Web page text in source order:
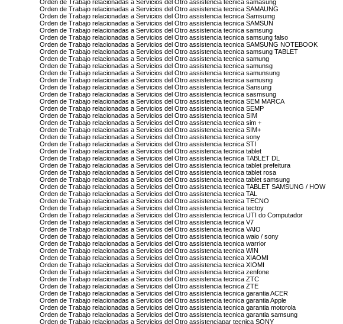
Orden de Trabajo relacionadas a Servicios del Otro assistencia tecnica samasung
Orden de Trabajo relacionadas a Servicios del Otro assistencia tecnica SAMAUNG
Orden de Trabajo relacionadas a Servicios del Otro assistencia tecnica Samsumg
Orden de Trabajo relacionadas a Servicios del Otro assistencia tecnica SAMSUN
Orden de Trabajo relacionadas a Servicios del Otro assistencia tecnica samsung
Orden de Trabajo relacionadas a Servicios del Otro assistencia tecnica samsung falso
Orden de Trabajo relacionadas a Servicios del Otro assistencia tecnica SAMSUNG NOTEBOOK
Orden de Trabajo relacionadas a Servicios del Otro assistencia tecnica samsung TABLET
Orden de Trabajo relacionadas a Servicios del Otro assistencia tecnica samung
Orden de Trabajo relacionadas a Servicios del Otro assistencia tecnica samunsg
Orden de Trabajo relacionadas a Servicios del Otro assistencia tecnica samunsung
Orden de Trabajo relacionadas a Servicios del Otro assistencia tecnica samusng
Orden de Trabajo relacionadas a Servicios del Otro assistencia tecnica Sansung
Orden de Trabajo relacionadas a Servicios del Otro assistencia tecnica sasmsung
Orden de Trabajo relacionadas a Servicios del Otro assistencia tecnica SEM MARCA
Orden de Trabajo relacionadas a Servicios del Otro assistencia tecnica SEMP
Orden de Trabajo relacionadas a Servicios del Otro assistencia tecnica SIM
Orden de Trabajo relacionadas a Servicios del Otro assistencia tecnica sim +
Orden de Trabajo relacionadas a Servicios del Otro assistencia tecnica SIM+
Orden de Trabajo relacionadas a Servicios del Otro assistencia tecnica sony
Orden de Trabajo relacionadas a Servicios del Otro assistencia tecnica STI
Orden de Trabajo relacionadas a Servicios del Otro assistencia tecnica tablet
Orden de Trabajo relacionadas a Servicios del Otro assistencia tecnica TABLET DL
Orden de Trabajo relacionadas a Servicios del Otro assistencia tecnica tablet prefeitura
Orden de Trabajo relacionadas a Servicios del Otro assistencia tecnica tablet rosa
Orden de Trabajo relacionadas a Servicios del Otro assistencia tecnica tablet samsung
Orden de Trabajo relacionadas a Servicios del Otro assistencia tecnica TABLET SAMSUNG / HOW
Orden de Trabajo relacionadas a Servicios del Otro assistencia tecnica TAL
Orden de Trabajo relacionadas a Servicios del Otro assistencia tecnica TECNO
Orden de Trabajo relacionadas a Servicios del Otro assistencia tecnica tectoy
Orden de Trabajo relacionadas a Servicios del Otro assistencia tecnica UTI do Computador
Orden de Trabajo relacionadas a Servicios del Otro assistencia tecnica V7
Orden de Trabajo relacionadas a Servicios del Otro assistencia tecnica VAIO
Orden de Trabajo relacionadas a Servicios del Otro assistencia tecnica waio / sony
Orden de Trabajo relacionadas a Servicios del Otro assistencia tecnica warrior
Orden de Trabajo relacionadas a Servicios del Otro assistencia tecnica WIN
Orden de Trabajo relacionadas a Servicios del Otro assistencia tecnica XIAOMI
Orden de Trabajo relacionadas a Servicios del Otro assistencia tecnica XIOMI
Orden de Trabajo relacionadas a Servicios del Otro assistencia tecnica zenfone
Orden de Trabajo relacionadas a Servicios del Otro assistencia tecnica ZTC
Orden de Trabajo relacionadas a Servicios del Otro assistencia tecnica ZTE
Orden de Trabajo relacionadas a Servicios del Otro assistencia tecnica garantia ACER
Orden de Trabajo relacionadas a Servicios del Otro assistencia tecnica garantia Apple
Orden de Trabajo relacionadas a Servicios del Otro assistencia tecnica garantia motorola
Orden de Trabajo relacionadas a Servicios del Otro assistencia tecnica garantia samsung
Orden de Trabajo relacionadas a Servicios del Otro assistenciapar tecnica SONY